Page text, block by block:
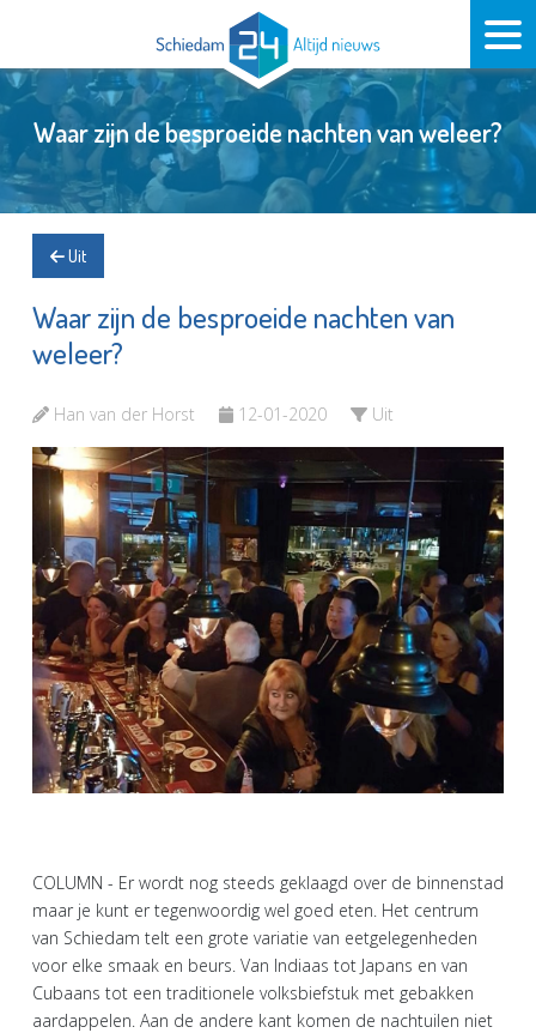
Waar zijn de besproeide nachten van weleer?
Uit
Waar zijn de besproeide nachten van
weleer?
Han van der Horst 12-01-2020 Uit
COLUMN - Er wordt nog steeds geklaagd over de binnenstad
maar je kunt er tegenwoordig wel goed eten. Het centrum
van Schiedam telt een grote variatie van eetgelegenheden
voor elke smaak en beurs. Van Indiaas tot Japans en van
Cubaans tot een traditionele volksbiefstuk met gebakken
aardappelen. Aan de andere kant komen de nachtuilen niet